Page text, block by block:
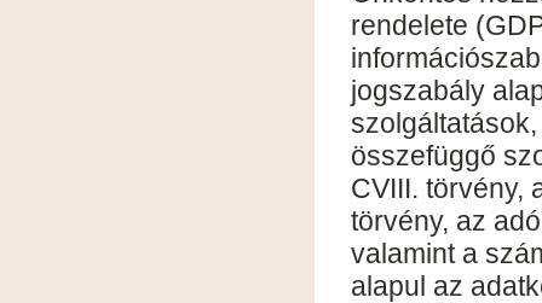
rendelete
jogszabály
összefüggő
CVIII. törvény,
törvény, az
valamint a
alapul az